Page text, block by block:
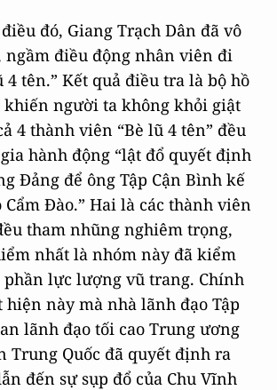
đó, Giang Trạch Dân đã vô
ngầm điều động nhân viên đi
4 tên.” Kết quả điều tra là bộ hồ
khiến người ta không khỏi giật
4 thành viên “Bè lũ 4 tên” đều
hành động “lật đổ quyết định
Đảng để ông Tập Cận Bình kế
Đào.” Hai là các thành viên
tham nhũng nghiêm trọng,
nhất là nhóm này đã kiểm
phần lực lượng vũ trang. Chính
này mà nhà lãnh đạo Tập
lãnh đạo tối cao Trung ương
Trung Quốc đã quyết định ra
đến sự sụp đổ của Chu Vĩnh